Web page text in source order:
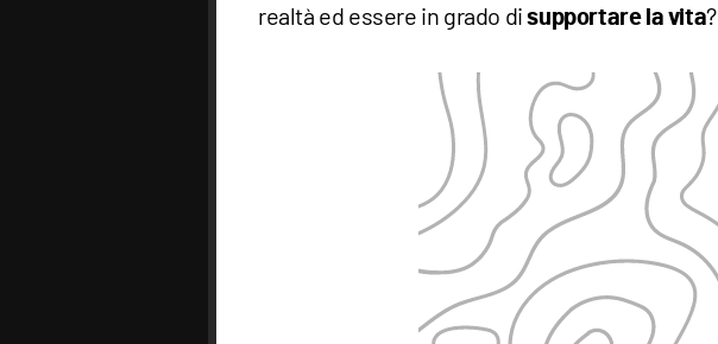
realtà ed essere in grado disupportare la vita?